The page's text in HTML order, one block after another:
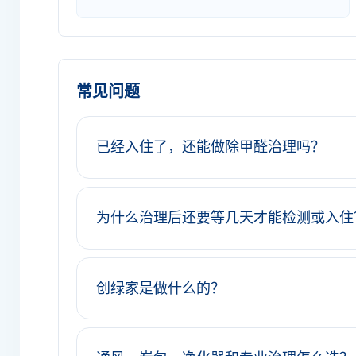
常见问题
已经入住了，还能做除甲醛治理吗？
为什么治理后还要等几天才能检测或入
创绿家是做什么的？